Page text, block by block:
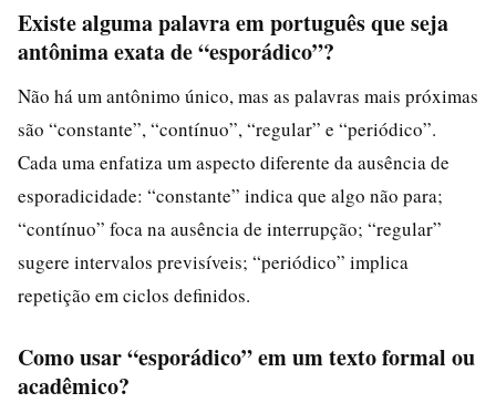
Existe alguma palavra em português que seja
antônima exata de “esporádico”?
Não há um antônimo único, mas as palavras mais próximas
são “constante”, “contínuo”, “regular” e “periódico”.
Cada uma enfatiza um aspecto diferente da ausência de
esporadicidade: “constante” indica que algo não para;
“contínuo” foca na ausência de interrupção; “regular”
sugere intervalos previsíveis; “periódico” implica
repetição em ciclos definidos.
Como usar “esporádico” em um texto formal ou
acadêmico?